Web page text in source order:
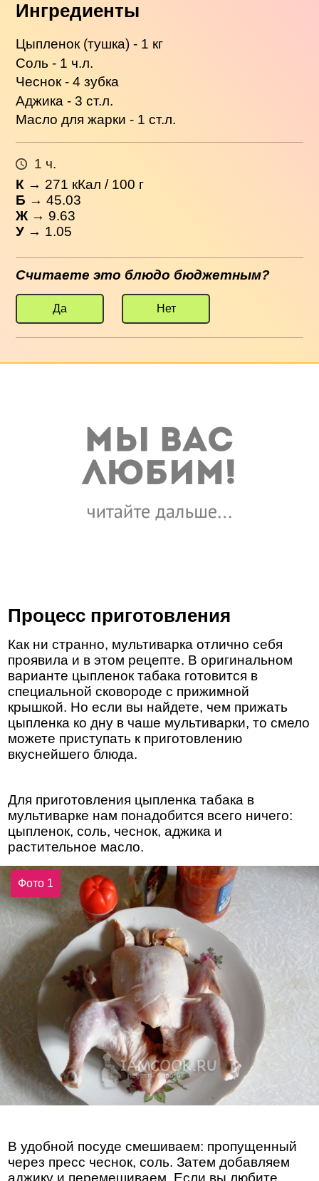
Ингредиенты
Цыпленок (тушка) - 1 кг
Соль - 1 ч.л.
Чеснок - 4 зубка
Аджика - 3 ст.л.
Масло для жарки - 1 ст.л.
1 ч.
К → 271 кКал / 100 г
Б → 45.03
Ж → 9.63
У → 1.05
Считаете это блюдо бюджетным?
Да Нет
Процесс приготовления
Как ни странно, мультиварка отлично себя
проявила и в этом рецепте. В оригинальном
варианте цыпленок табака готовится в
специальной сковороде с прижимной
крышкой. Но если вы найдете, чем прижать
цыпленка ко дну в чаше мультиварки, то смело
можете приступать к приготовлению
вкуснейшего блюда.
Для приготовления цыпленка табака в
мультиварке нам понадобится всего ничего:
цыпленок, соль, чеснок, аджика и
растительное масло.
Фото 1
В удобной посуде смешиваем: пропущенный
через пресс чеснок, соль. Затем добавляем
аджику и перемешиваем. Если вы любите